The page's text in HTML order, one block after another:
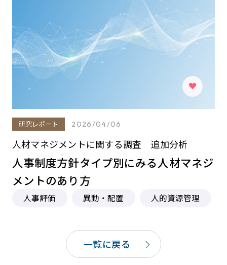
研究レポート 2026/04/06
人材マネジメントに関する調査 追加分析
人事制度方針タイプ別にみる人材マネジ
メントのあり方
人事評価 異動・配置 人的資源管理
一覧に戻る